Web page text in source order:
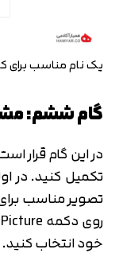
یک نام مناسب برای
گام ششم:
در این گام قرار
تکمیل کنید. در
تصویر مناسب
خود انتخاب کنید.